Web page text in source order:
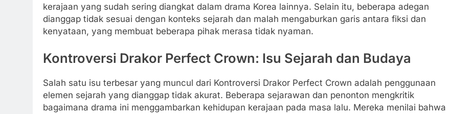
kerajaan yang sudah sering diangkat dalam drama Korea lainnya. Selain itu, beberapa adegan
dianggap tidak sesuai dengan konteks sejarah dan malah mengaburkan garis antara fiksi dan
kenyataan, yang membuat beberapa pihak merasa tidak nyaman.
Kontroversi Drakor Perfect Crown: Isu Sejarah dan Budaya
Salah satu isu terbesar yang muncul dari Kontroversi Drakor Perfect Crown adalah penggunaan
elemen sejarah yang dianggap tidak akurat. Beberapa sejarawan dan penonton mengkritik
bagaimana drama ini menggambarkan kehidupan kerajaan pada masa lalu. Mereka menilai bahwa